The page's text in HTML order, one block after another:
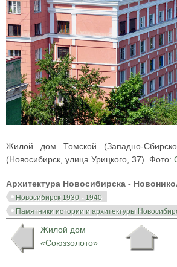
Жилой дом Томской (Западно-
(Новосибирск, улица Урицкого, 37). Фото:
Архитектура Новосибирска -
Новосибирск 1930 - 1940
Памятники истории и архитектуры
Жилой дом
«Союззолото»